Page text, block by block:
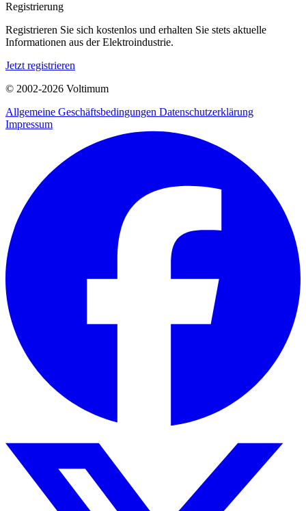
Registrierung
Registrieren Sie sich kostenlos und erhalten Sie stets aktuelle
Informationen aus der Elektroindustrie.
Jetzt registrieren
© 2002-2026 Voltimum
Allgemeine Geschäftsbedingungen Datenschutzerklärung
Impressum